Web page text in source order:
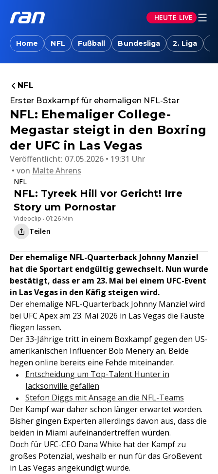
HEUTE LIVE
Home NFL Fußball Bundesliga 2. Liga
NFL
Erster Boxkampf für ehemaligen NFL-Star
NFL: Ehemaliger College-
Megastar steigt in den Boxring
der UFC in Las Vegas
Veröffentlicht: 07.05.2026 • 19:31 Uhr
von Malte Ahrens
NFL
NFL: Tyreek Hill vor Gericht! Irre
Story um Pornostar
Videoclip • 01:26 Min
Teilen
Der ehemalige NFL-Quarterback Johnny Manziel
hat die Sportart endgültig gewechselt. Nun wurde
bestätigt, dass er am 23. Mai bei einem UFC-Event
in Las Vegas in den Käfig steigen wird.
Der ehemalige NFL-Quarterback Johnny Manziel wird
bei UFC Apex am 23. Mai 2026 in Las Vegas die Fäuste
fliegen lassen.
Der 33-Jährige tritt in einem Boxkampf gegen den US-
amerikanischen Influencer Bob Menery an. Beide
hegen online bereits eine Fehde miteinander.
Entscheidung um Top-Talent Hunter in
Jacksonville gefallen
Stefon Diggs mit Ansage an die NFL-Teams
Der Kampf war daher schon länger erwartet worden.
Bisher gingen Experten allerdings davon aus, dass die
beiden in Miami aufeinandertreffen würden.
Doch für UFC-CEO Dana White hat der Kampf zu
großes Potenzial, weshalb er nun für das Großevent
in Las Vegas angekündigt wurde.